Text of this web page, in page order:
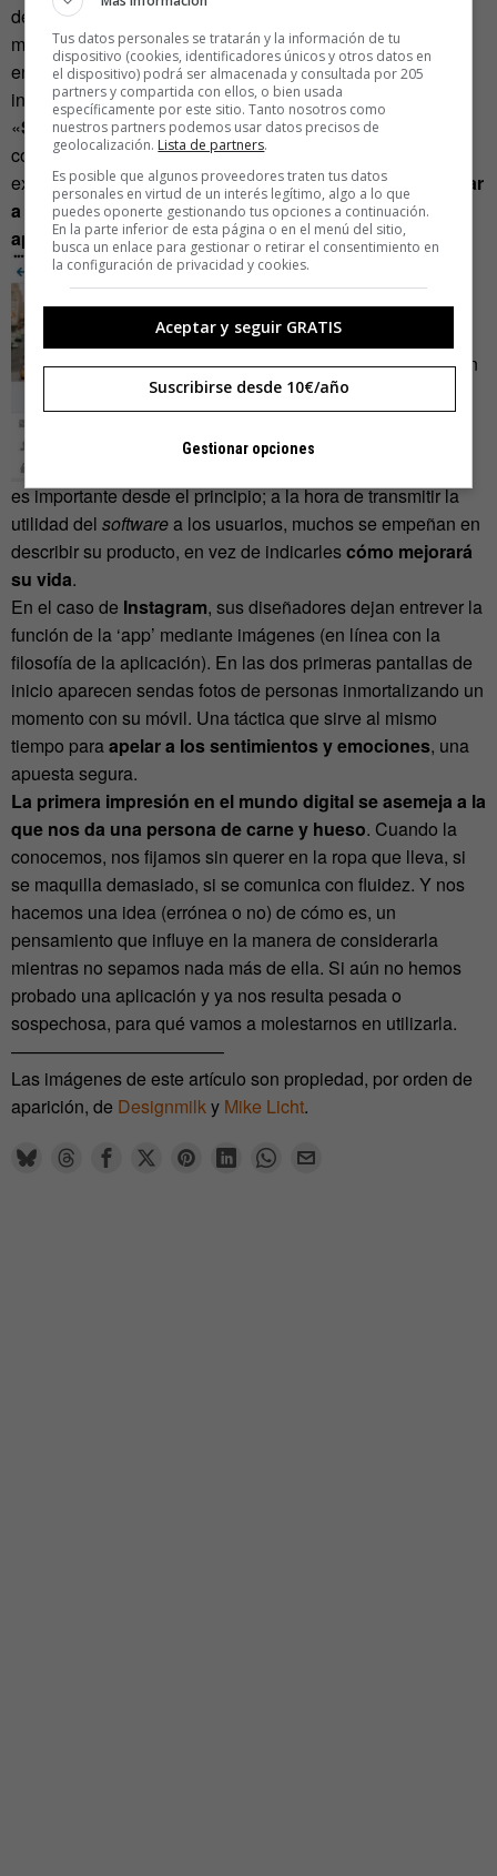
desalientan al futuro usuario. Para animarles a seguir, lo
mejor es notificarles en qué momento del proceso se
encuentran, qué está haciendo la aplicación en cada
instante y cuánto queda para el final.
«Snapchatte prepara para que le permitas acceder a los
contactos dándote la opción de encontrar a tus amigos»,
explica el diseñador ante unaconsulta.«Puedes encontrar
a tus amigos» suena mucho más amable que «la
aplicación necesita acceder a tus contactos».
Una buena estrategia de comunicación
es importante desde el principio; a la hora de transmitir la
utilidad del softwarea los usuarios, muchos se empeñan en
describir su producto, en vez de indicarlescómo mejorará
su vida.
En el caso de Instagram, sus diseñadores dejan entrever la
función de la ‘app’ mediante imágenes (en línea con la
filosofía de la aplicación). En las dos primeras pantallas de
inicio aparecen sendas fotos de personas inmortalizando un
momento con su móvil. Una táctica que sirve al mismo
tiempo paraapelar a los sentimientos y emociones, una
apuesta segura.
La primera impresión en el mundo digital se asemeja a la
que nos da una persona de carne y hueso. Cuando la
conocemos, nos fijamos sin querer en la ropa que lleva, si
se maquilla demasiado, si se comunica con fluidez. Y nos
hacemos una idea (errónea o no) de cómo es, un
pensamiento que influye en la manera de considerarla
mientras no sepamos nada más de ella. Si aún no hemos
probado una aplicación y ya nos resulta pesada o
sospechosa, para qué vamos a molestarnos en utilizarla.
————————————
Las imágenes de este artículo son propiedad, por orden de
aparición, de Designmilky Mike Licht.
Tus datos personales se tratarán y la información de tu
dispositivo (cookies, identificadores únicos y otros datos en
el dispositivo) podrá ser almacenada y consultada por 205
partners y compartida con ellos, o bien usada
específicamente por este sitio. Tanto nosotros como
nuestros partners podemos usar datos precisos de
geolocalización. Lista de partners.
Es posible que algunos proveedores traten tus datos
personales en virtud de un interés legítimo, algo a lo que
puedes oponerte gestionando tus opciones a continuación.
En la parte inferior de esta página o en el menú del sitio,
busca un enlace para gestionar o retirar el consentimiento en
la configuración de privacidad y cookies.
Aceptar y seguir GRATIS
Suscribirse desde 10€/año
Gestionar opciones